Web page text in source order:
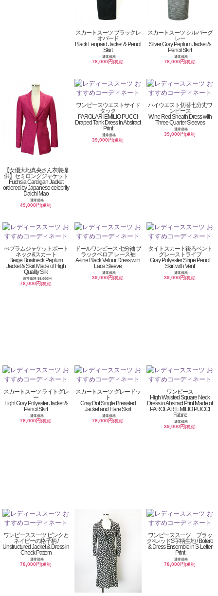
スカートスーツ ブラックレ
オパード
Black Leopard Jacket & Pencil
Skirt
通常価格
78,000円(税別)
スカートスーツ シルバーグ
レー
Silver Gray Peplum Jacket &
Pencil Skirt
通常価格
78,000円(税別)
【女優大地真央さん衣装提
供】セミロングジャケット
Fuchsia Cardigan Jacket
ordered by Japanese celebrity
Daichi Mao
通常価格
49,000円(税別)
ワンピースウエストサイド
タック
PAROLARI EMILIO PUCCI
Draped Tank Dress In Abstract
Print
通常価格
39,000円(税別)
ハイウエスト切替七分丈ワ
ンピース
Wine Red Sheath Dress with
Three Quarter Sleeves
通常価格
39,000円(税別)
ぺプラムジャケットボート
ネック&スカート
Beige Boatneck Peplum
Jacket & Skirt Made of High
Quality Silk
通常価格 98,000円
78,000円(税別)
ドールワンピース 七分袖 ブ
ラックベロア レース袖
A-line Black Velour Dress with
Lace Sleeve
通常価格
39,000円(税別)
タイトスカート後ろベント
グレーストライプ
Gray Polyester Stripe Pencil
Skirt with Vent
通常価格
39,000円(税別)
スカートスーツ ライトグレ
ー
Light Gray Polyester Jacket &
Pencil Skirt
通常価格
78,000円(税別)
スカートスーツ グレードッ
ト
Gray Dot Single Breasted
Jacket and Flare Skirt
通常価格
78,000円(税別)
ワンピース
High Waisted Square Neck
Dress in Abstract Print Made of
PAROLARI EMILIO PUCCI
Fabric
通常価格
39,000円(税別)
ワンピーススーツ ピンクと
ネイビーの格子柄 /
Unstructured Jacket & Dress in
Check Pattern
通常価格
78,000円(税別)
ワンピーススーツ ブラッ
ク×レッドS字柄生地 / Bolero
& Dress Ensemble in S-Letter
Print
通常価格
78,000円(税別)